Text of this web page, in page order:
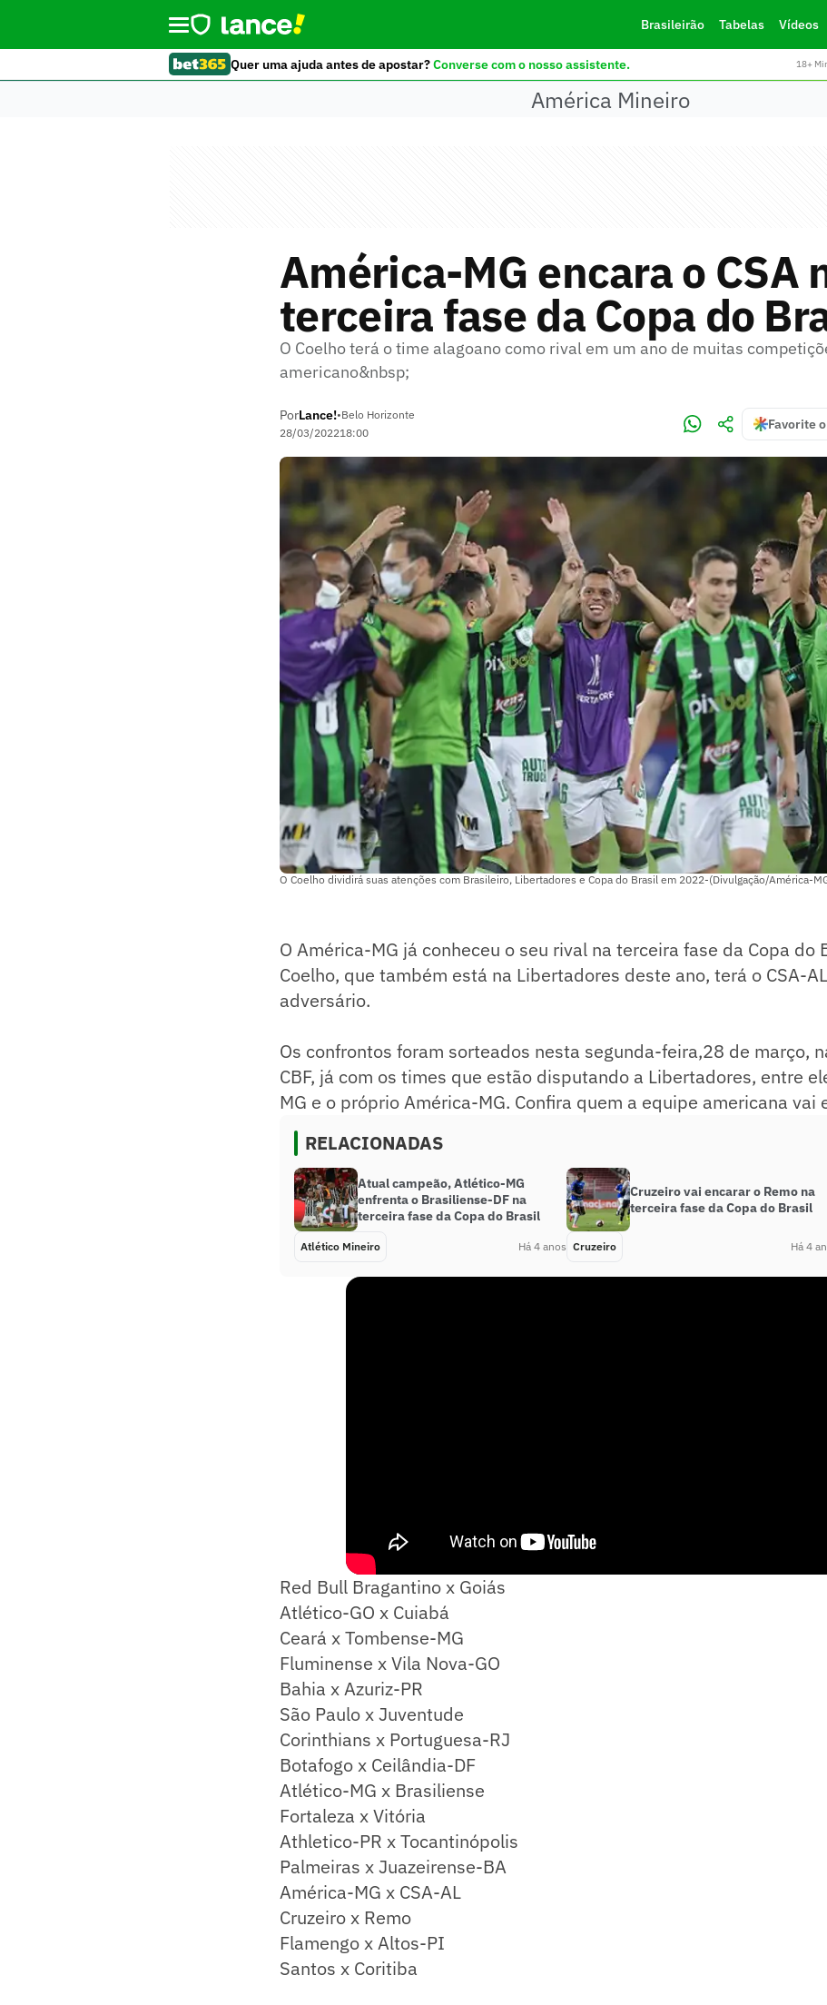
Brasileirão Tabelas Vídeos
Quer uma ajuda antes de apostar?Converse com o nosso assistente. 18+
América Mineiro
América-MG encara o CSA
terceira fase da Copa do
O Coelho terá o time alagoano como rival em um ano de muitas
americano&nbsp;
PorLance!•Belo Horizonte
28/03/202218:00
Favorite
O Coelho dividirá suas atenções com Brasileiro, Libertadores e Copa do Brasil em 2022-(Divulgação/América-
O América-MG já conheceu o seu rival na terceira fase da Copa do
Coelho, que também está na Libertadores deste ano, terá o CSA-
adversário.
Os confrontos foram sorteados nesta segunda-feira,28 de março,
CBF, já com os times que estão disputando a Libertadores, entre
MG e o próprio América-MG. Confira quem a equipe americana vai
RELACIONADAS
Atual campeão, Atlético-MG
enfrenta o Brasiliense-DF na
terceira fase da Copa do Brasil
Atlético Mineiro Há 4 anos
Cruzeiro vai encarar o Remo na
terceira fase da Copa do Brasil
Cruzeiro Há 4
Red Bull Bragantino x Goiás
Atlético-GO x Cuiabá
Ceará x Tombense-MG
Fluminense x Vila Nova-GO
Bahia x Azuriz-PR
São Paulo x Juventude
Corinthians x Portuguesa-RJ
Botafogo x Ceilândia-DF
Atlético-MG x Brasiliense
Fortaleza x Vitória
Athletico-PR x Tocantinópolis
Palmeiras x Juazeirense-BA
América-MG x CSA-AL
Cruzeiro x Remo
Flamengo x Altos-PI
Santos x Coritiba